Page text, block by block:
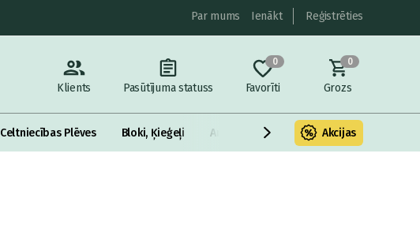
Par mums Ienākt Reģistrēties
Klients
Pasūtījuma statuss
0
Favorīti
0
Grozs
Celtniecības Plēves Bloki, Ķieģeļi Armatūra un metāls Fasādes
Akcijas